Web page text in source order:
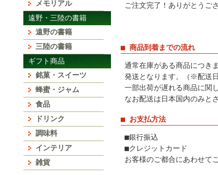
メモリアル
遠野・三陸の書籍
遠野の書籍
三陸の書籍
ギフト商品
銘菓・スイーツ
蜂蜜・ジャム
食品
ドリンク
調味料
インテリア
雑貨
ご注文完了！ありがとうご
■ 商品到着までの流れ
通常在庫がある商品につき
発送となります。（※配送
一部出荷が遅れる商品に関
なお配送は日本国内のみと
■ お支払方法
■銀行振込
■クレジットカード
お客様のご都合にあわせて